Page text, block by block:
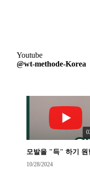
Youtube
@wt-methode-Korea
10/28/2024